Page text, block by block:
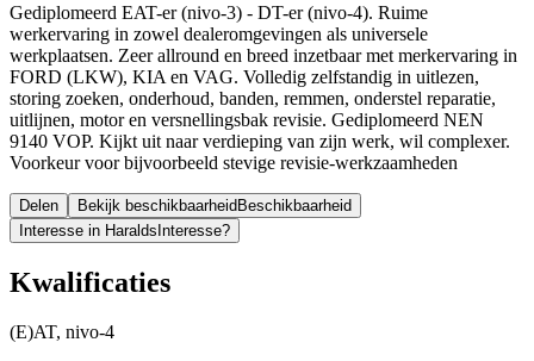
Gediplomeerd EAT-er (nivo-3) - DT-er (nivo-4). Ruime
werkervaring in zowel dealeromgevingen als universele
werkplaatsen. Zeer allround en breed inzetbaar met merkervaring in
FORD (LKW), KIA en VAG. Volledig zelfstandig in uitlezen,
storing zoeken, onderhoud, banden, remmen, onderstel reparatie,
uitlijnen, motor en versnellingsbak revisie. Gediplomeerd NEN
9140 VOP. Kijkt uit naar verdieping van zijn werk, wil complexer.
Voorkeur voor bijvoorbeeld stevige revisie-werkzaamheden
Delen Bekijk beschikbaarheidBeschikbaarheid
Interesse in HaraldsInteresse?
Kwalificaties
(E)AT, nivo-4